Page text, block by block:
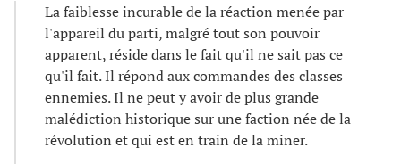
La faiblesse incurable de la réaction menée par
l'appareil du parti, malgré tout son pouvoir
apparent, réside dans le fait qu'il ne sait pas ce
qu'il fait. Il répond aux commandes des classes
ennemies. Il ne peut y avoir de plus grande
malédiction historique sur une faction née de la
révolution et qui est en train de la miner.